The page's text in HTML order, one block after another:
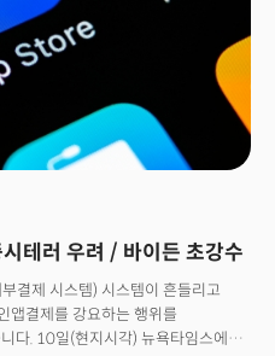
다.캐시우드는 테슬라의 주가가
재 주가가 700달러대인걸 고려하면
슬라의 성장 가능성에 대해
드는 '증시 거품론'에 대해서도 혁신
앞지르고 있다고도 소신을
주식 대량 매도가 주목을 받는
의 행보를 계속 주목해봐야 할 것
언을 내놓고 있는데요. 미국형님
약하지만 미래 비전만 제시하는
고했습니다.
테러 우려 / 바이든 초강수
결제 시스템) 시스템이 흔들리고
앱결제를 강요하는 행위를
다. 10일(현지시각) 뉴욕타임스에